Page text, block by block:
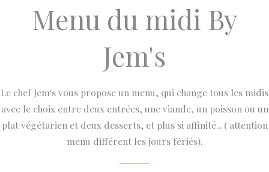
Menu du midi By
Jem's
Le chef Jem's vous propose un menu, qui change tous les midis
avec le choix entre deux entrées, une viande, un poisson ou un
plat végétarien et deux desserts, et plus si affinité... ( attention
menu différent les jours fériés).